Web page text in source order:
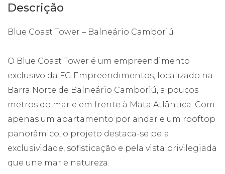
Descrição
Blue Coast Tower – Balneário Camboriú
O Blue Coast Tower é um empreendimento
exclusivo da FG Empreendimentos, localizado na
Barra Norte de Balneário Camboriú, a poucos
metros do mar e em frente à Mata Atlântica. Com
apenas um apartamento por andar e um rooftop
panorâmico, o projeto destaca-se pela
exclusividade, sofisticação e pela vista privilegiada
que une mar e natureza.